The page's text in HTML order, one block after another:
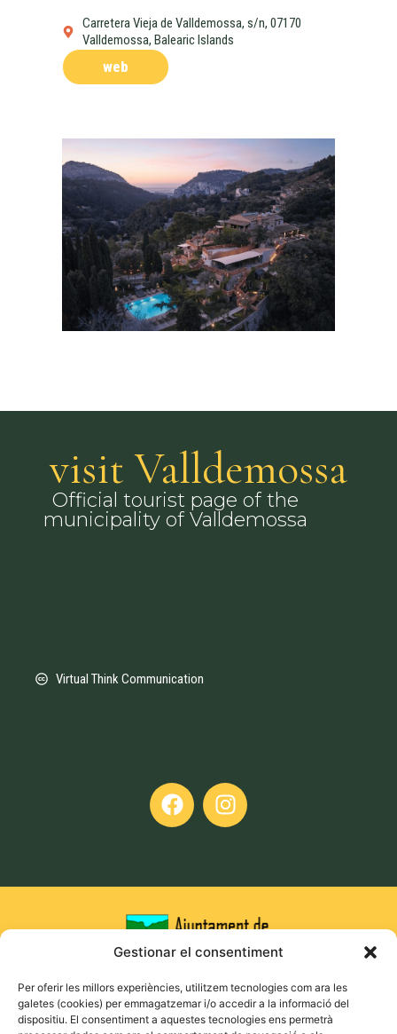
Gestionar el consentiment
Per oferir les millors experiències, utilitzem tecnologies com ara les
galetes (cookies) per emmagatzemar i/o accedir a la informació del
dispositiu. El consentiment a aquestes tecnologies ens permetrà
Carretera Vieja de Valldemossa, s/n, 07170
Valldemossa, Balearic Islands
web
visit Valldemossa
Official tourist page of the
municipality of Valldemossa
Virtual Think Communication